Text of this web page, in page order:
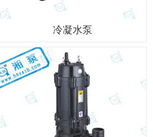
冷凝水泵